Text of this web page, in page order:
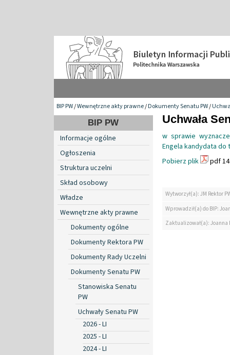
BIP PW/Wewnętrzne akty prawne/Dokumenty Senatu PW/
BIP PW
Informacje ogólne
Ogłoszenia
Struktura uczelni
Skład osobowy
Władze
Wewnętrzne akty prawne
Dokumenty ogólne
Dokumenty Rektora PW
Dokumenty Rady Uczelni
Dokumenty Senatu PW
Stanowiska Senatu
PW
Uchwały Senatu PW
2026 - LI
2025 - LI
2024 - LI
Uchwała
w sprawie
Engela kandydata do
Pobierz plik
pdf
Wytworzył(a): JM Rektor
Wprowadził(a) do BIP:
Zaktualizował(a):